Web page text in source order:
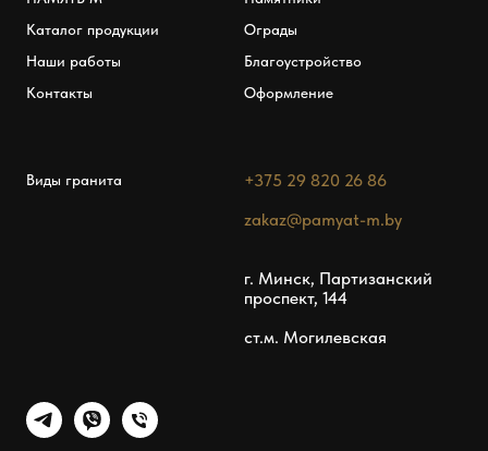
Каталог продукции
Наши работы
Контакты
Ограды
Благоустройство
Оформление
Виды гранита
+375 29 820 26 86
zakaz@pamyat-m.by
г. Минск, Партизанский
проспект, 144
ст.м. Могилевская